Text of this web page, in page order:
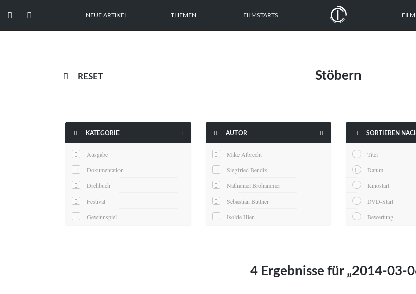
  NEUE ARTIKEL THEMEN FILMSTARTS
 RESET Stöbern
 KATEGORIE 
Ausgabe
Dokumentation
Drehbuch
Festival
Gewinnspiel
 AUTOR 
Mike Albrecht
Siegfried Bendix
Nathanael Brohammer
Sebastian Büttner
Isolde Hien
 SORTIEREN
Titel
Datum
Kinostart
DVD-Start
Bewertung
4 Ergebnisse für „2014-03-